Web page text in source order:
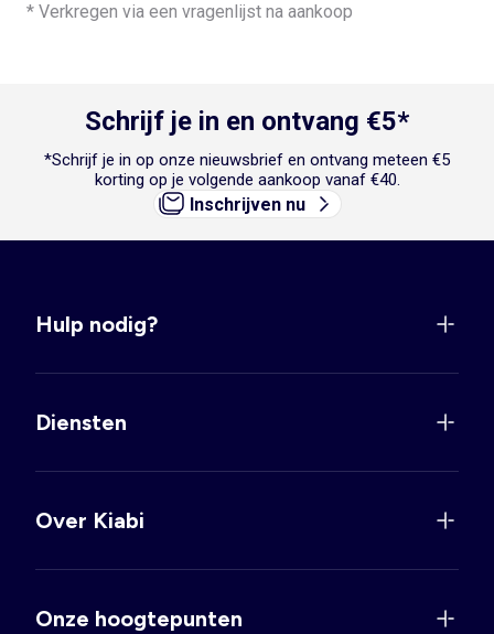
* Verkregen via een vragenlijst na aankoop
Schrijf je in en ontvang €5*
*Schrijf je in op onze nieuwsbrief en ontvang meteen €5
korting op je volgende aankoop vanaf €40.
Inschrijven nu
Hulp nodig?
Diensten
Over Kiabi
Onze hoogtepunten